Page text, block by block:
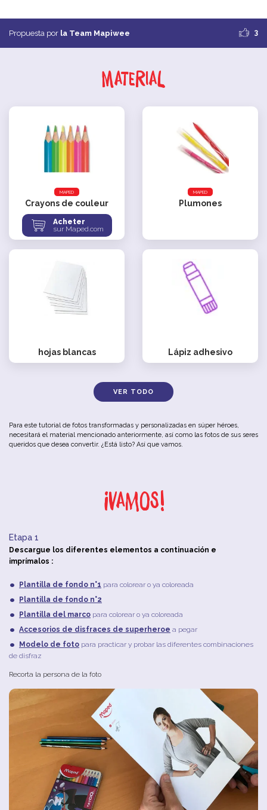
Propuesta por la Team Mapiwee 3
Material
MAPED
Crayons de couleur
Acheter
sur Maped.com
MAPED
Plumones
hojas blancas Lápiz adhesivo
VER TODO
Para este tutorial de fotos transformadas y personalizadas en súper héroes,
necesitará el material mencionado anteriormente, así como las fotos de sus seres
queridos que desea convertir. ¿Está listo? Así que vamos.
¡Vamos!
Etapa 1
Descargue los diferentes elementos a continuación e
imprímalos :
Plantilla de fondo n°1 para colorear o ya coloreada
Plantilla de fondo n°2
Plantilla del marco para colorear o ya coloreada
Accesorios de disfraces de superheroe a pegar
Modelo de foto para practicar y probar las diferentes combinaciones
de disfraz
Recorta la persona de la foto